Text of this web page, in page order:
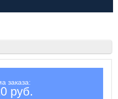
заказа:
руб.